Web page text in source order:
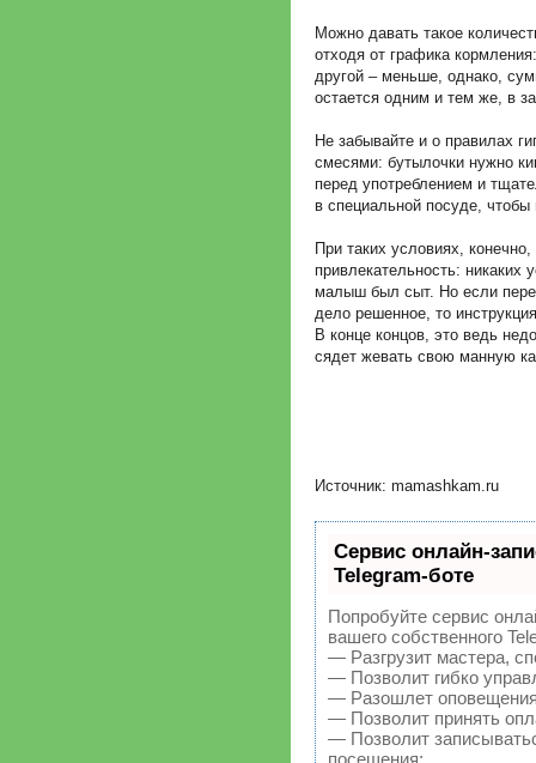
Можно давать такое
отходя от графика
другой – меньше, однако,
остается одним и тем же, в
Не забывайте и о правилах
смесями: бутылочки нужно
перед употреблением и
в специальной посуде,
При таких условиях,
привлекательность: никаких
малыш был сыт. Но если
дело решенное, то
В конце концов, это ведь
сядет жевать свою манную
Источник: mamashkam.ru
Сервис онлайн-
Telegram-боте
Попробуйте сервис
вашего собственного
— Разгрузит мастера,
— Позволит гибко
— Разошлет
— Позволит принять
— Позволит
посещения;